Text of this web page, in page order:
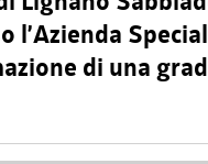
l’Azienda
di una